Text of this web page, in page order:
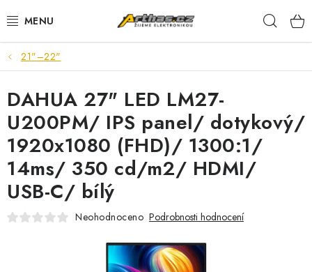
na
TELEFONY, TABLETY
POČÍTAČE, NOTEBOOKY
PRO HRÁČE
ELEKTRONIKA
PŘEDVÁDĚCÍ ELEKTRONIKA
21"–22"
DAHUA 27" LED LM27-
U200PM/ IPS panel/ dotykový/
1920x1080 (FHD)/ 1300:1/
14ms/ 350 cd/m2/ HDMI/
USB-C/ bílý
Neohodnoceno Podrobnosti hodnocení